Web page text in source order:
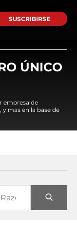
SUSCRIBIRSE
ÚNICO
empresa de
mas en la base de